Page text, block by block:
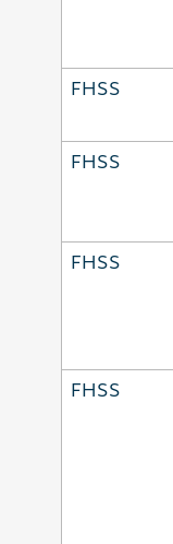
FHSS
FHSS
FHSS
FHSS